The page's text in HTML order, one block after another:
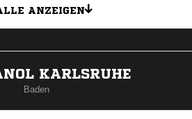
ANZEIGEN
KARLSRUHE
Baden